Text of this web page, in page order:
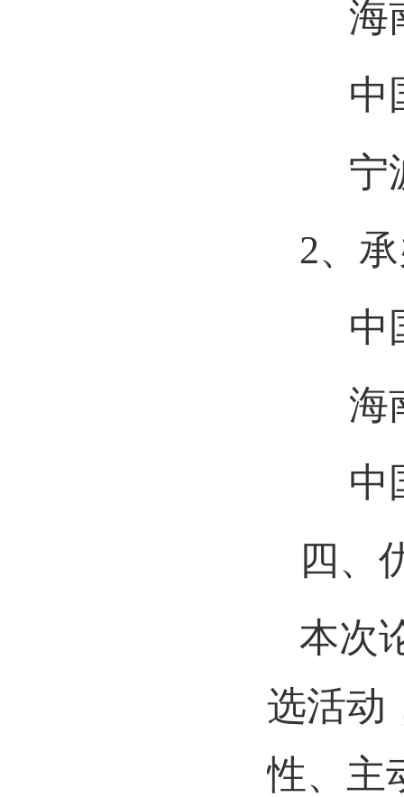
海
中
宁
2、
中
海
中
四、
本次
选活动
性、主